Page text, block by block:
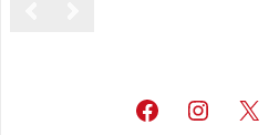
Facebook
X